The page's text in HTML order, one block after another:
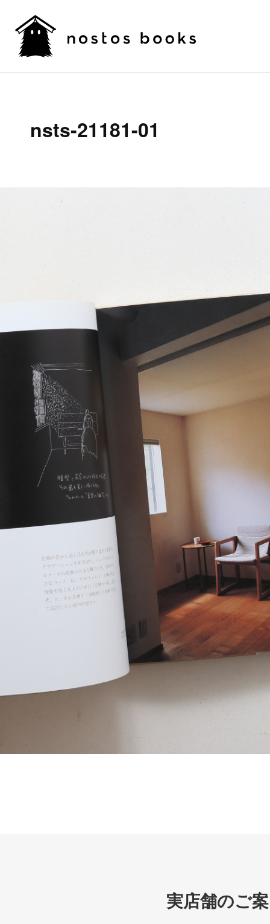
nsts-21181-01
実店舗のご